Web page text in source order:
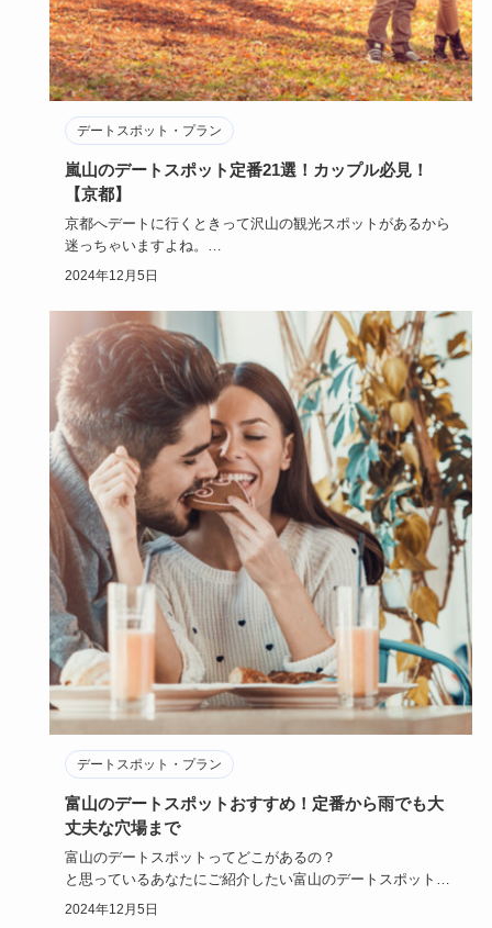
デートスポット・プラン
嵐山のデートスポット定番21選！カップル必見！
【京都】
京都へデートに行くときって沢山の観光スポットがあるから
迷っちゃいますよね。
中でも京都嵐山はとても人気。
2024年12月5日
デートスポット・プラン
富山のデートスポットおすすめ！定番から雨でも大
丈夫な穴場まで
富山のデートスポットってどこがあるの？
と思っているあなたにご紹介したい富山のデートスポット。
実は富山は、恋する2人…
2024年12月5日